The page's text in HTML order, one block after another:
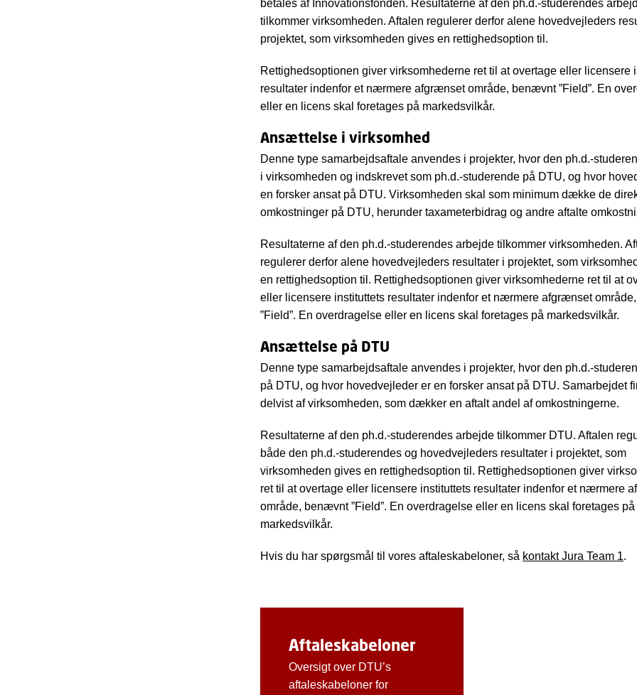
betales af Innovationsfonden. Resultaterne af den ph.d.-studerendes
tilkommer virksomheden. Aftalen regulerer derfor alene hovedvejleders
projektet, som virksomheden gives en rettighedsoption til.
Rettighedsoptionen giver virksomhederne ret til at overtage eller licensere
resultater indenfor et nærmere afgrænset område, benævnt ”Field”. En
eller en licens skal foretages på markedsvilkår.
Ansættelse i virksomhed
Denne type samarbejdsaftale anvendes i projekter, hvor den ph.d.-
i virksomheden og indskrevet som ph.d.-studerende på DTU, og hvor
en forsker ansat på DTU. Virksomheden skal som minimum dække de
omkostninger på DTU, herunder taxameterbidrag og andre aftalte
Resultaterne af den ph.d.-studerendes arbejde tilkommer virksomheden.
regulerer derfor alene hovedvejleders resultater i projektet, som
en rettighedsoption til. Rettighedsoptionen giver virksomhederne ret til at
eller licensere instituttets resultater indenfor et nærmere afgrænset
”Field”. En overdragelse eller en licens skal foretages på markedsvilkår.
Ansættelse på DTU
Denne type samarbejdsaftale anvendes i projekter, hvor den ph.d.-
på DTU, og hvor hovedvejleder er en forsker ansat på DTU. Samarbejdet
delvist af virksomheden, som dækker en aftalt andel af omkostningerne.
Resultaterne af den ph.d.-studerendes arbejde tilkommer DTU. Aftalen
både den ph.d.-studerendes og hovedvejleders resultater i projektet, som
virksomheden gives en rettighedsoption til. Rettighedsoptionen giver
ret til at overtage eller licensere instituttets resultater indenfor et nærmere
område, benævnt ”Field”. En overdragelse eller en licens skal foretages på
markedsvilkår.
Hvis du har spørgsmål til vores aftaleskabeloner, så kontakt Jura Team 1.
Aftaleskabeloner
Oversigt over DTU’s
aftaleskabeloner for